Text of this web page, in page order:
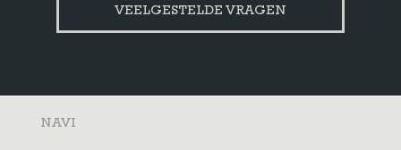
VEELGESTELDE VRAGEN
NAVI